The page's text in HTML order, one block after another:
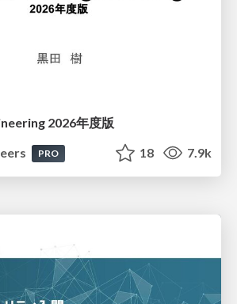
2026年度版
PRO 18 7.9k